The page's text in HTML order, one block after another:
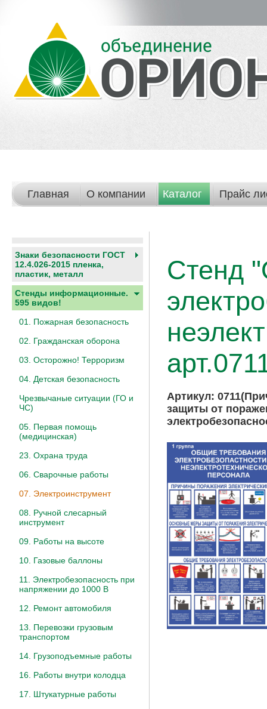
Главная О компании Каталог Прайс
Знаки безопасности ГОСТ
12.4.026-2015 пленка,
пластик, металл
Стенды информационные.
595 видов!
01. Пожарная безопасность
02. Гражданская оборона
03. Осторожно! Терроризм
04. Детская безопасность
Чрезвычаные ситуации (ГО и
ЧС)
05. Первая помощь
(медицинская)
23. Охрана труда
06. Сварочные работы
07. Электроинструмент
08. Ручной слесарный
инструмент
09. Работы на высоте
10. Газовые баллоны
11. Электробезопасность при
напряжении до 1000 В
12. Ремонт автомобиля
13. Перевозки грузовым
транспортом
14. Грузоподъемные работы
16. Работы внутри колодца
17. Штукатурные работы
Стенд
Артикул:
защиты от